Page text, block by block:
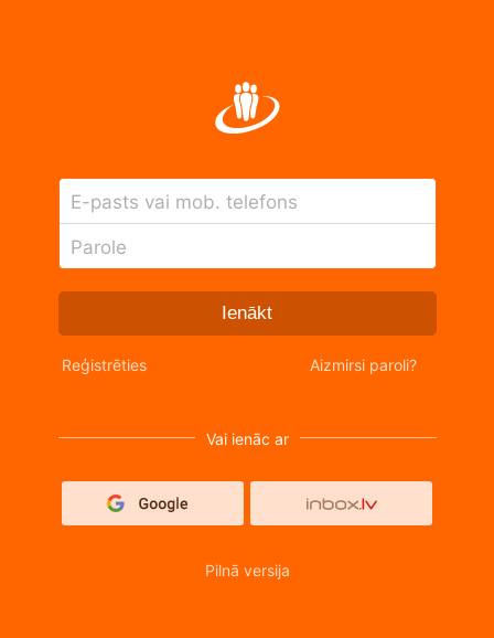
E-pasts vai mob. telefons
Parole
Ienākt
Reģistrēties Aizmirsi paroli?
Vai ienāc ar
Pilnā versija